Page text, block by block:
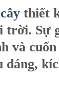
thiết
trời. Sự
và
dáng,